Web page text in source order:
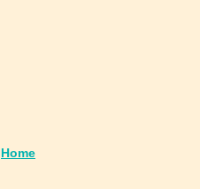
Home